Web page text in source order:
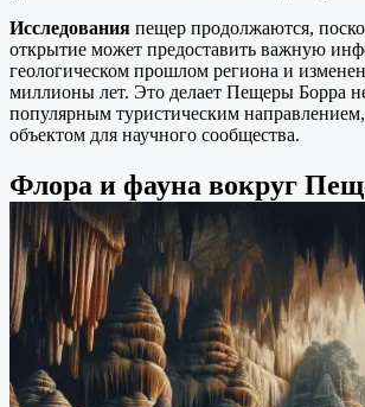
Исследования пещер продолжаются,
открытие может предоставить важную
геологическом прошлом региона и
миллионы лет. Это делает Пещеры Борра
популярным туристическим
объектом для научного сообщества.
Флора и фауна вокруг